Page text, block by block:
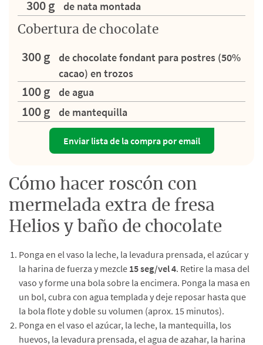
300 g de nata montada
Cobertura de chocolate
300 g
de chocolate fondant para postres (50%
cacao) en trozos
100 g de agua
100 g de mantequilla
Enviar lista de la compra por email
Cómo hacer roscón con
mermelada extra de fresa
Helios y baño de chocolate
Ponga en el vaso la leche, la levadura prensada, el azúcar y
la harina de fuerza y mezcle 15 seg/vel 4. Retire la masa del
vaso y forme una bola sobre la encimera. Ponga la masa en
un bol, cubra con agua templada y deje reposar hasta que
la bola flote y doble su volumen (aprox. 15 minutos).
Ponga en el vaso el azúcar, la leche, la mantequilla, los
huevos, la levadura prensada, el agua de azahar, la harina